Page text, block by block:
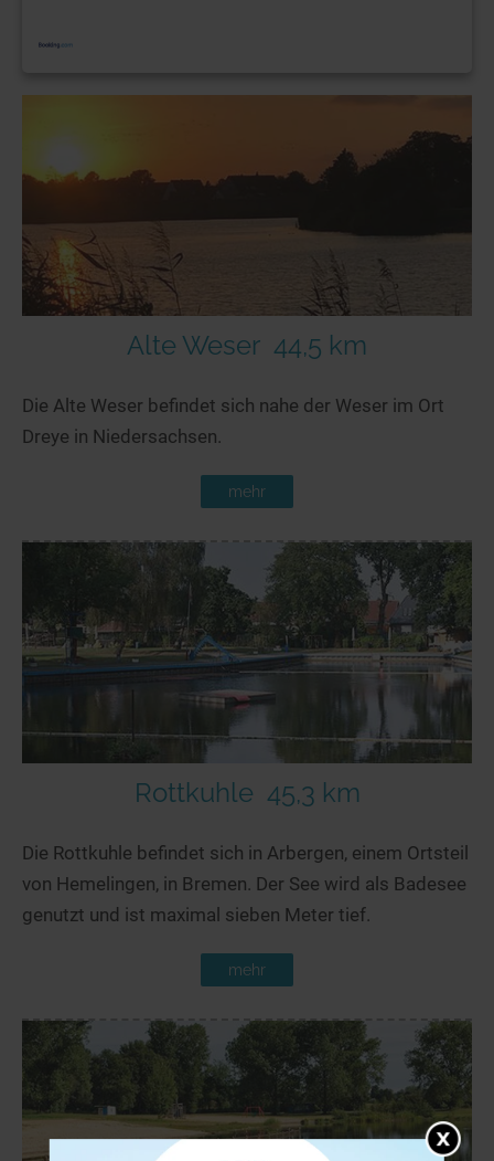
Alte Weser 44,5 km
Die Alte Weser befindet sich nahe der Weser im Ort
Dreye in Niedersachsen.
mehr
Rottkuhle 45,3 km
Die Rottkuhle befindet sich in Arbergen, einem Ortsteil
von Hemelingen, in Bremen. Der See wird als Badesee
genutzt und ist maximal sieben Meter tief.
mehr